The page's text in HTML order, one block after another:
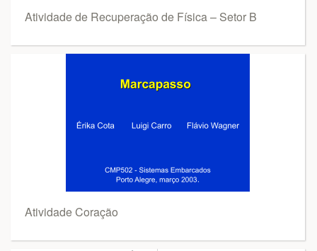
Atividade de Recuperação de Física – Setor B
Atividade Coração